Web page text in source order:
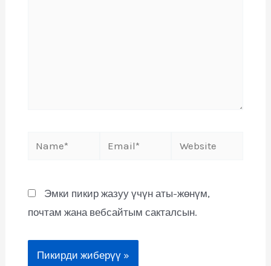
Эмки пикир жазуу үчүн аты-жөнүм,
почтам жана вебсайтым сакталсын.